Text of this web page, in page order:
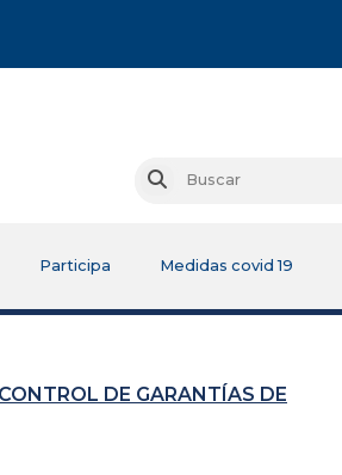
Buscar
Participa Medidas covid 19
DE GARANTÍAS DE